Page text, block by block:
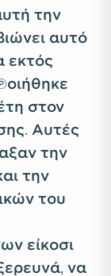
την
αυτό
εκτός
στον
Αυτές
την
την
του
είκοσι
να